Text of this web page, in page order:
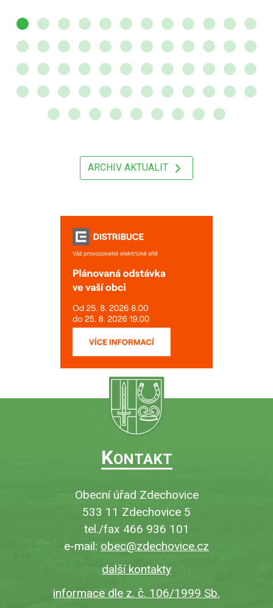
ARCHIV AKTUALIT
KONTAKT
Obecní úřad Zdechovice
533 11 Zdechovice 5
tel./fax 466 936 101
e-mail: obec@zdechovice.cz
další kontakty
informace dle z. č. 106/1999 Sb.